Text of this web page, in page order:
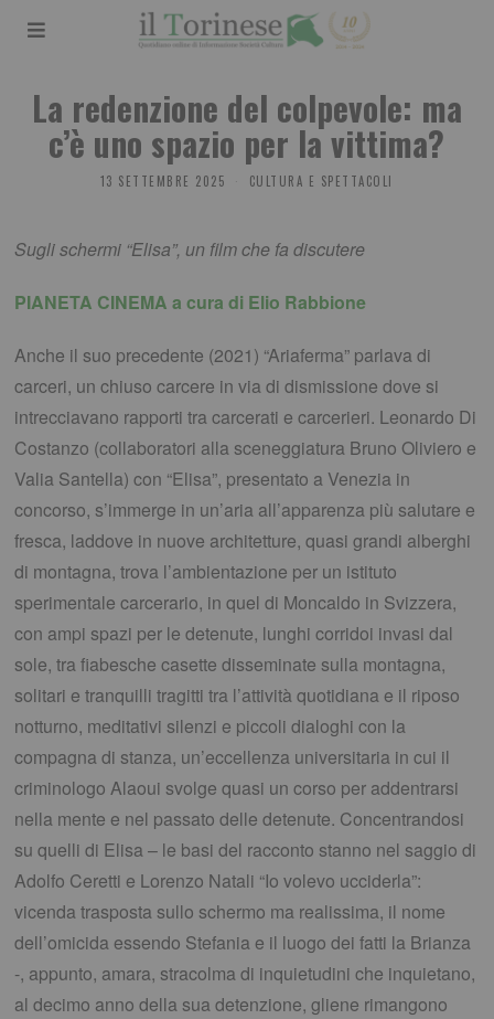
La redenzione del colpevole: ma
c’è uno spazio per la vittima?
13 SETTEMBRE 2025 CULTURA E SPETTACOLI
Sugli schermi “Elisa”, un film che fa discutere
PIANETA CINEMA a cura di Elio Rabbione
Anche il suo precedente (2021) “Ariaferma” parlava di
carceri, un chiuso carcere in via di dismissione dove si
intrecciavano rapporti tra carcerati e carcerieri. Leonardo Di
Costanzo (collaboratori alla sceneggiatura Bruno Oliviero e
Valia Santella) con “Elisa”, presentato a Venezia in
concorso, s’immerge in un’aria all’apparenza più salutare e
fresca, laddove in nuove architetture, quasi grandi alberghi
di montagna, trova l’ambientazione per un istituto
sperimentale carcerario, in quel di Moncaldo in Svizzera,
con ampi spazi per le detenute, lunghi corridoi invasi dal
sole, tra fiabesche casette disseminate sulla montagna,
solitari e tranquilli tragitti tra l’attività quotidiana e il riposo
notturno, meditativi silenzi e piccoli dialoghi con la
compagna di stanza, un’eccellenza universitaria in cui il
criminologo Alaoui svolge quasi un corso per addentrarsi
nella mente e nel passato delle detenute. Concentrandosi
su quelli di Elisa – le basi del racconto stanno nel saggio di
Adolfo Ceretti e Lorenzo Natali “Io volevo ucciderla”:
vicenda trasposta sullo schermo ma realissima, il nome
dell’omicida essendo Stefania e il luogo dei fatti la Brianza
-, appunto, amara, stracolma di inquietudini che inquietano,
al decimo anno della sua detenzione, gliene rimangono